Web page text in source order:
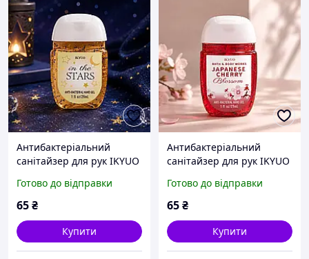
Антибактеріальний
санітайзер для рук IKYUO
Готово до відправки
65₴
Купити
Антибактеріальний
санітайзер для рук IKYUO
29 мл
Готово до відправки
65₴
Купити